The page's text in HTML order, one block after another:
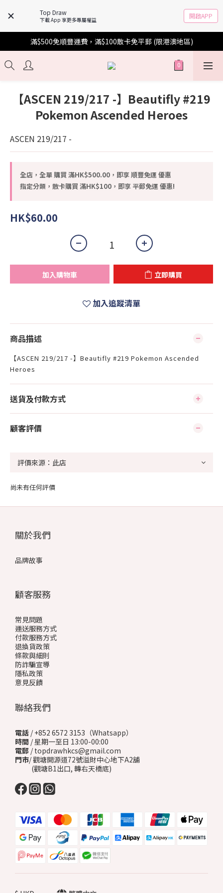
Top Draw
下載 App 享更多專屬權益 開啟APP
滿$500免順豐運費，滿$100散卡免平郵 (限港澳地區)
【ASCEN 219/217 -】Beautifly #219
Pokemon Ascended Heroes
ASCEN 219/217 -
全店，全單 購買 滿HK$500.00，即享 順豐免運 優惠
指定分類，散卡購買 滿HK$100，即享 平郵免運 優惠!
HK$60.00
加入購物車 立即購買
加入追蹤清單
商品描述
【ASCEN 219/217 -】Beautifly #219 Pokemon Ascended
Heroes
送貨及付款方式
顧客評價
尚未有任何評價
關於我們
品牌故事
顧客服務
常見問題
運送服務方式
付款服務方式
退換貨政策
條款與細則
防詐騙宣導
隱私政策
意見反饋
聯絡我們
電話 / +852 6572 3153（Whatsapp）
時間 / 星期一至日 13:00-00:00
電郵 / topdrawhkcs@gmail.com
門市/ 觀塘開源道72號溢財中心地下A2舖
(觀塘B1出口, 轉右天橋底)